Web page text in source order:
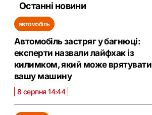
Останні новини
автомобіль
Автомобіль застряг у багнюці:
експерти назвали лайфхак із
килимком, який може врятувати
вашу машину
8 серпня 14:44